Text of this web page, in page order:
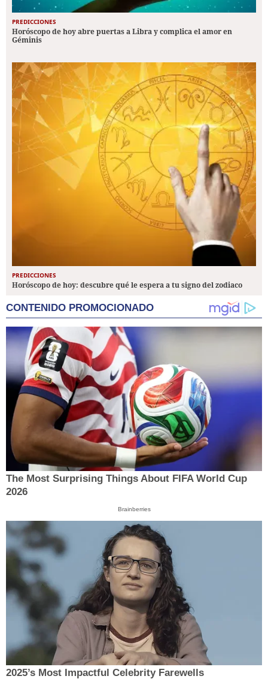
PREDICCIONES
Horóscopo de hoy abre puertas a Libra y complica el amor en
Géminis
PREDICCIONES
Horóscopo de hoy: descubre qué le espera a tu signo del zodiaco
CONTENIDO PROMOCIONADO
The Most Surprising Things About FIFA World Cup
2026
Brainberries
2025’s Most Impactful Celebrity Farewells